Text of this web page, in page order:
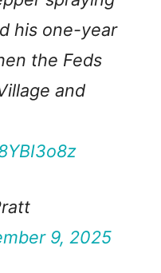
his one-year
the Feds
and
9, 2025